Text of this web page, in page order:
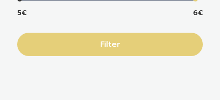
5€ 6€
Filter